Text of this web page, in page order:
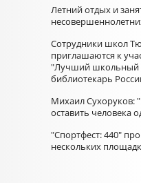
Летний отдых и
Сотрудники школ
приглашаются к
"Лучший школьный
библиотекарь
Михаил Сухоруков:
оставить человека
"Спортфест: 440"
нескольких